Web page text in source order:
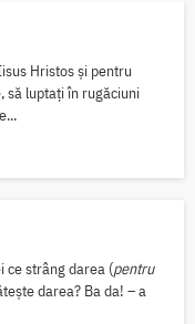
Hristos și pentru
să luptați în rugăciuni
ce strâng darea (pentru
darea? Ba da! – a